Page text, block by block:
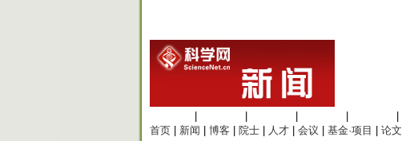
首页
新闻 博客 院士 人才 会议 基金·项目 论文